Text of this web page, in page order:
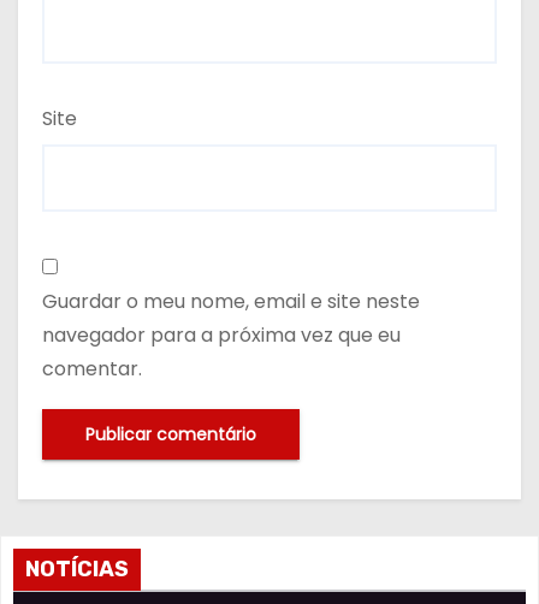
Site
Guardar o meu nome, email e site neste
navegador para a próxima vez que eu
comentar.
NOTÍCIAS